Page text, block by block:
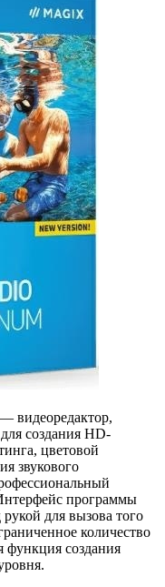
— видеоредактор,
создания HD-
цветовой
звукового
программы
для вызова того
количество
функция создания